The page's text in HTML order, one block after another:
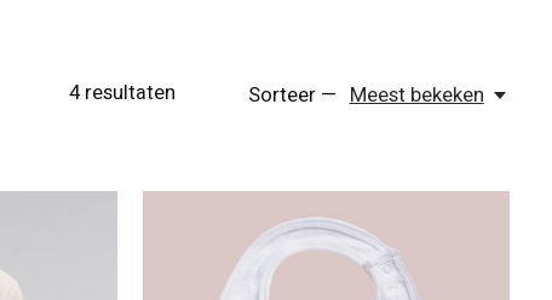
4resultaten Sorteer — Meest bekeken